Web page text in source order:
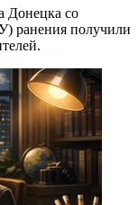
Донецка со
ранения получили